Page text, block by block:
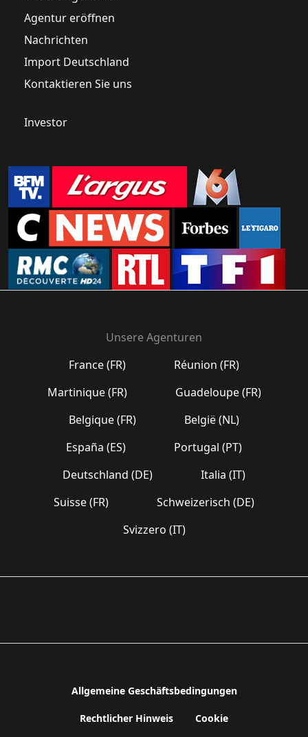
Agentur eröffnen
Nachrichten
Import Deutschland
Kontaktieren Sie uns
Investor
Unsere Agenturen
France (FR)
Réunion (FR)
Martinique (FR)
Guadeloupe (FR)
Belgique (FR)
België (NL)
España (ES)
Portugal (PT)
Deutschland (DE)
Italia (IT)
Suisse (FR)
Schweizerisch (DE)
Svizzero (IT)
Allgemeine Geschäftsbedingungen
Rechtlicher Hinweis Cookie